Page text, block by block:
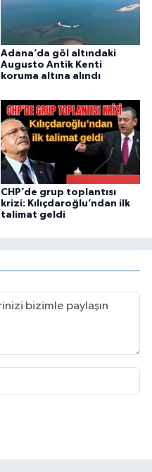
Adana’da göl altındaki
Augusto Antik Kenti
koruma altına alındı
CHP’de grup toplantısı
krizi: Kılıçdaroğlu’ndan ilk
talimat geldi